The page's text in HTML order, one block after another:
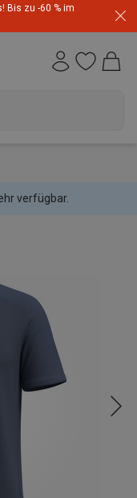
Bis zu -60 % im
verfügbar.